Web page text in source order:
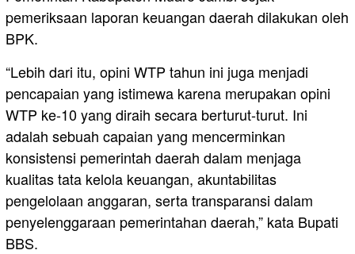
pemeriksaan laporan keuangan daerah dilakukan oleh
BPK.
“Lebih dari itu, opini WTP tahun ini juga menjadi
pencapaian yang istimewa karena merupakan opini
WTP ke-10 yang diraih secara berturut-turut. Ini
adalah sebuah capaian yang mencerminkan
konsistensi pemerintah daerah dalam menjaga
kualitas tata kelola keuangan, akuntabilitas
pengelolaan anggaran, serta transparansi dalam
penyelenggaraan pemerintahan daerah,” kata Bupati
BBS.